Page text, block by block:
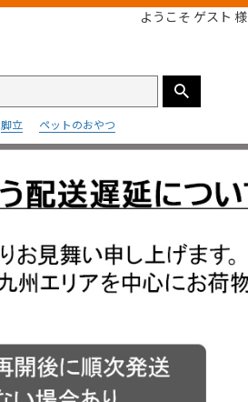
ようこそ ゲスト 様
脚立 ペットのおやつ